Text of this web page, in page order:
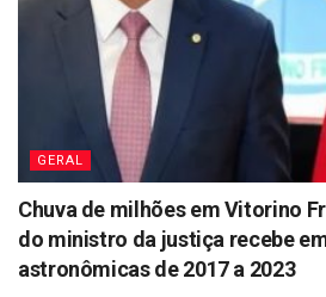
GERAL
Chuva de milhões em Vitorino
do ministro da justiça recebe
astronômicas de 2017 a 2023